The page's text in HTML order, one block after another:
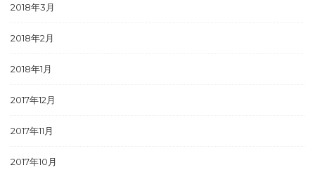
2018年3月
2018年2月
2018年1月
2017年12月
2017年11月
2017年10月